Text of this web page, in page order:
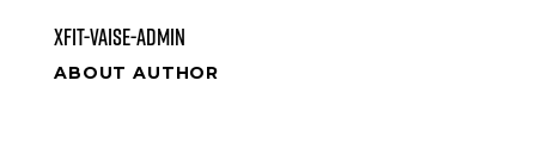
xfit-vaise-admin
ABOUT AUTHOR